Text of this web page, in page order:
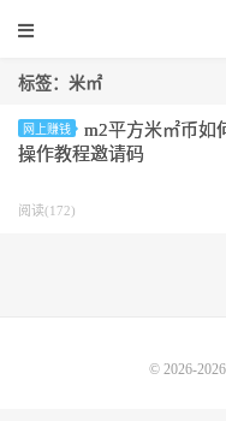
标签：米㎡
网上赚钱
m2平方米㎡币如
操作教程邀请码
阅读(172)
© 2026-